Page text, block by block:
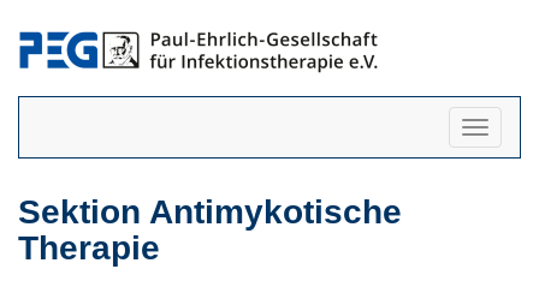
anzeigen
Sektion Antimykotische
Therapie